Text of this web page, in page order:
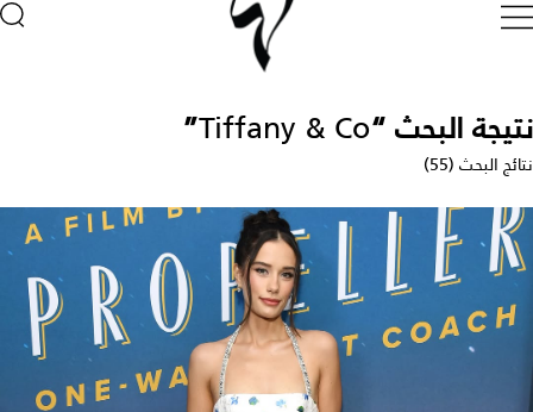
نتيجة البحث “Tiffany & Co
”
نتائج البحث (55)